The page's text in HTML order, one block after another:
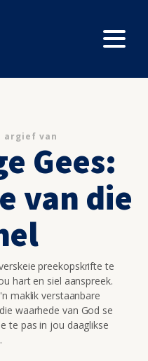
argief van
Gees:
van die
preekopskrifte te
hart en siel aanspreek.
maklik verstaanbare
waarhede van God se
te pas in jou daaglikse